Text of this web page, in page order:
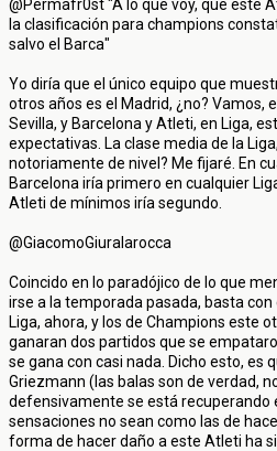
@Permafr0st "A lo que voy, que este
la clasificación para champions
salvo el Barca"
Yo diría que el único equipo que
otros años es el Madrid, ¿no? Vamos,
Sevilla, y Barcelona y Atleti, en Liga,
expectativas. La clase media de la
notoriamente de nivel? Me fijaré. En
Barcelona iría primero en cualquier
Atleti de mínimos iría segundo.
@GiacomoGiuralarocca
Coincido en lo paradójico de lo que
irse a la temporada pasada, basta
Liga, ahora, y los de Champions este
ganaran dos partidos que se
se gana con casi nada. Dicho esto, es
Griezmann (las balas son de verdad,
defensivamente se está recuperando
sensaciones no sean como las de
forma de hacer daño a este Atleti ha